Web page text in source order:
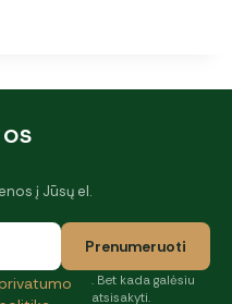
į Jūsų el.
Prenumeruoti
. Bet kada galėsiu
atsisakyti.